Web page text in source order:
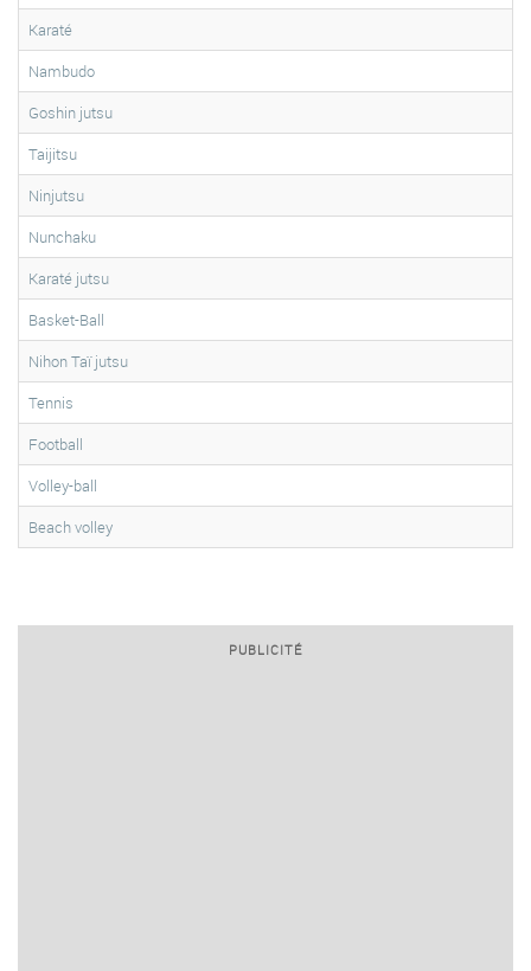
Karaté
Nambudo
Goshin jutsu
Taijitsu
Ninjutsu
Nunchaku
Karaté jutsu
Basket-Ball
Nihon Taï jutsu
Tennis
Football
Volley-ball
Beach volley
PUBLICITÉ